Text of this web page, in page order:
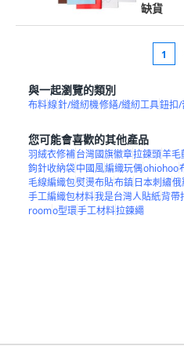
缺貨
1
與一起瀏覽的類別
布料線針/縫紉機修繕/縫紉工具鈕扣/
您可能會喜歡的其他產品
羽絨衣修補台灣國旗徽章拉鍊頭羊毛
鉤針收納袋中國風編織玩偶ohiohoo
毛線編織包熨燙布貼布鎮日本刺繡俄
手工編織包材料我是台灣人貼紙背帶
roomo型環手工材料拉鍊繩